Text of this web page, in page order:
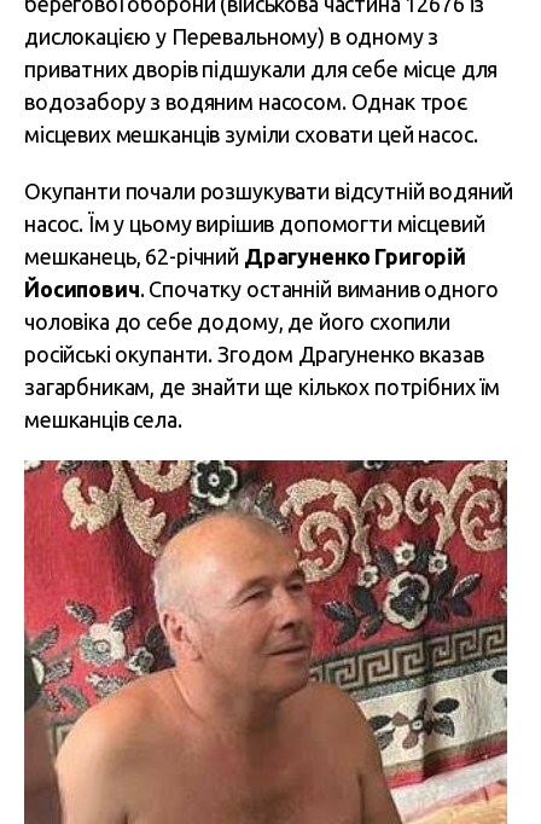
дислокацією у Перевальному) в одному з
приватних дворів підшукали для себе місце для
водозабору з водяним насосом. Однак троє
місцевих мешканців зуміли сховати цей насос.
Окупанти почали розшукувати відсутній водяний
насос. Їм у цьому вирішив допомогти місцевий
мешканець, 62-річний Драгуненко Григорій
Йосипович. Спочатку останній виманив одного
чоловіка до себе додому, де його схопили
російські окупанти. Згодом Драгуненко вказав
загарбникам, де знайти ще кількох потрібних їм
мешканців села.